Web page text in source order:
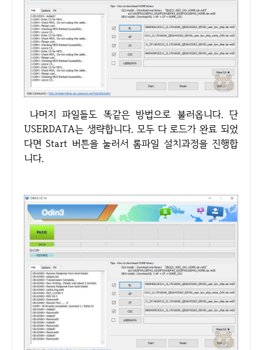
나머지 파일들도 똑같은 방법으로 불러옵니다. 단
USERDATA는 생략합니다. 모두 다 로드가 완료 되었
다면 Start 버튼을 눌러서 롬파일 설치과정을 진행합
니다.